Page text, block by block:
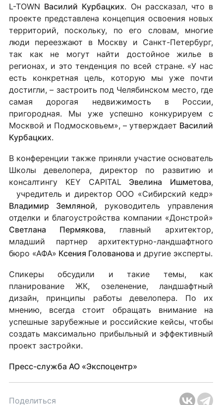
L-TOWN Василий Курбацких. Он рассказал, что в
проекте представлена концепция освоения новых
территорий, поскольку, по его словам, многие
люди переезжают в Москву и Санкт-Петербург,
так как не могут найти достойное жилье в
регионах, и это тенденция по всей стране. «У нас
есть конкретная цель, которую мы уже почти
достигли, – застроить под Челябинском место, где
самая дорогая недвижимость в России,
пригородная. Мы уже успешно конкурируем с
Москвой и Подмосковьем», – утверждает Василий
Курбацких.
В конференции также приняли участие основатель
Школы девелопера, директор по развитию и
консалтингу KEY CAPITAL Эвелина Ишметова,
учредитель и директор ООО «Сибирский кедр»
Владимир Земляной, руководитель управления
отделки и благоустройства компании «Донстрой»
Светлана Пермякова, главный архитектор,
младший партнер архитектурно-ландшафтного
бюро «АФА» Ксения Голованова и другие эксперты.
Спикеры обсудили и такие темы, как
планирование ЖК, озеленение, ландшафтный
дизайн, принципы работы девелопера. По их
мнению, всегда стоит обращать внимание на
успешные зарубежные и российские кейсы, чтобы
создать максимально прибыльный и эффективный
проект застройки.
Пресс-служба АО «Экспоцентр»
Поделиться